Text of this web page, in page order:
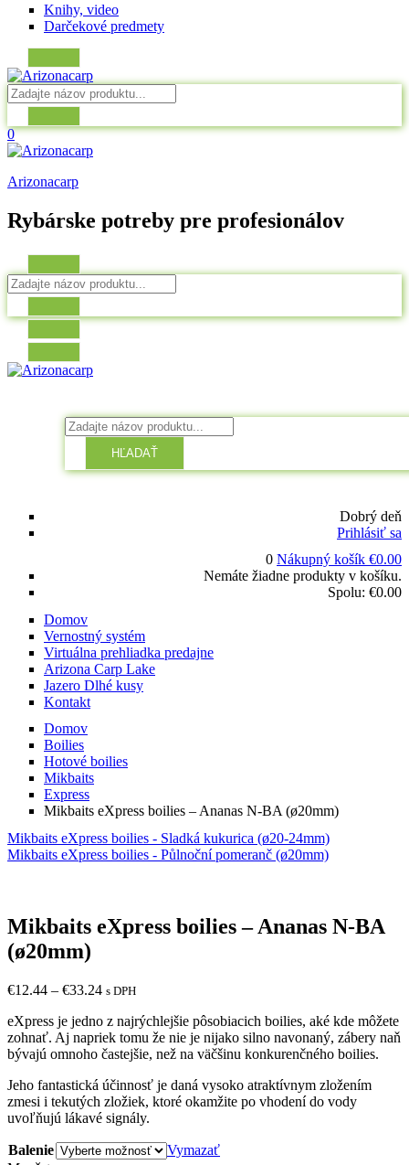
Knihy, video
Darčekové predmety
0
Arizonacarp
Rybárske potreby pre profesionálov
HĽADAŤ
Dobrý deň
Prihlásiť sa
0 Nákupný košík €0.00
Nemáte žiadne produkty v košíku.
Spolu: €0.00
Domov
Vernostný systém
Virtuálna prehliadka predajne
Arizona Carp Lake
Jazero Dlhé kusy
Kontakt
Domov
Boilies
Hotové boilies
Mikbaits
Express
Mikbaits eXpress boilies – Ananas N-BA (ø20mm)
Mikbaits eXpress boilies - Sladká kukurica (ø20-24mm)
Mikbaits eXpress boilies - Půlnoční pomeranč (ø20mm)
Mikbaits eXpress boilies – Ananas N-BA
(ø20mm)
€12.44 – €33.24 s DPH
eXpress je jedno z najrýchlejšie pôsobiacich boilies, aké kde môžete
zohnať. Aj napriek tomu že nie je nijako silno navonaný, zábery naň
bývajú omnoho častejšie, než na väčšinu konkurenčného boilies.
Jeho fantastická účinnosť je daná vysoko atraktívnym zložením
zmesi i tekutých zložiek, ktoré okamžite po vhodení do vody
uvoľňujú lákavé signály.
Balenie
Vymazať